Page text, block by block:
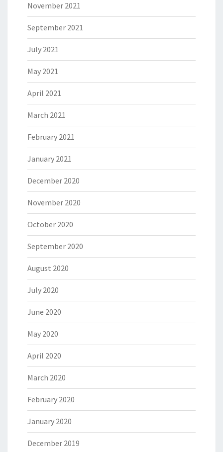
November 2021
September 2021
July 2021
May 2021
April 2021
March 2021
February 2021
January 2021
December 2020
November 2020
October 2020
September 2020
August 2020
July 2020
June 2020
May 2020
April 2020
March 2020
February 2020
January 2020
December 2019